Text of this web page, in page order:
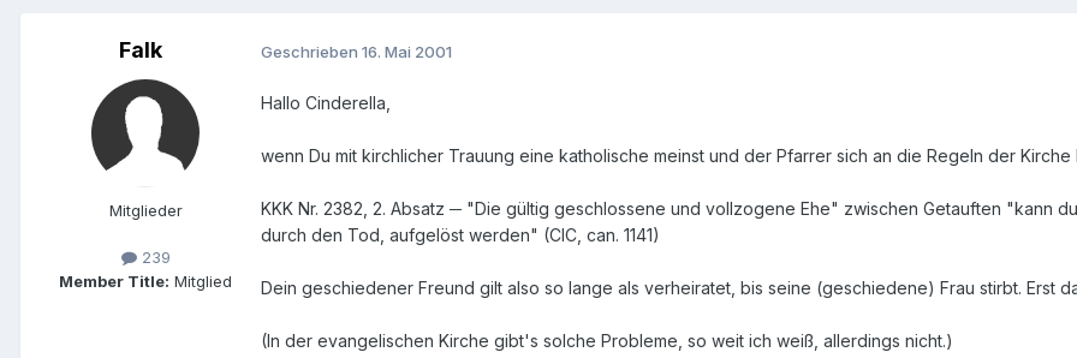
Falk
Mitglieder
239
Member Title: Mitglied
Geschrieben 16. Mai 2001
Hallo Cinderella,
wenn Du mit kirchlicher Trauung eine katholische meinst und der Pfarrer sich an die Regeln der
KKK Nr. 2382, 2. Absatz ─ "Die gültig geschlossene und vollzogene Ehe" zwischen Getauften "kann
durch den Tod, aufgelöst werden" (CIC, can. 1141)
Dein geschiedener Freund gilt also so lange als verheiratet, bis seine (geschiedene) Frau stirbt. Erst
(In der evangelischen Kirche gibt's solche Probleme, so weit ich weiß, allerdings nicht.)